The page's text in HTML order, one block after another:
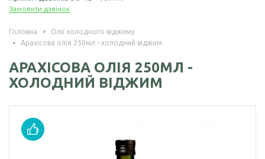
Замовити дзвінок
кісточок олія
кісточок олія
Гірчична олія
олія
Амарантова олія
Зародків пшениці
БОРОШНО
Борошно
амарантове
Борошно з
Борошно гірчичне
Насіння амаранту
Насіння коноплі
Насіння кунжуту
Головна
Олії холодного віджиму
Арахісова олія 250мл - холодний віджим
АРАХІСОВА ОЛІЯ 250МЛ -
ХОЛОДНИЙ ВІДЖИМ